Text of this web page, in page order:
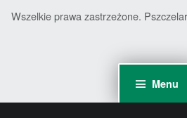
Menu
Wszelkie prawa zastrzeżone.